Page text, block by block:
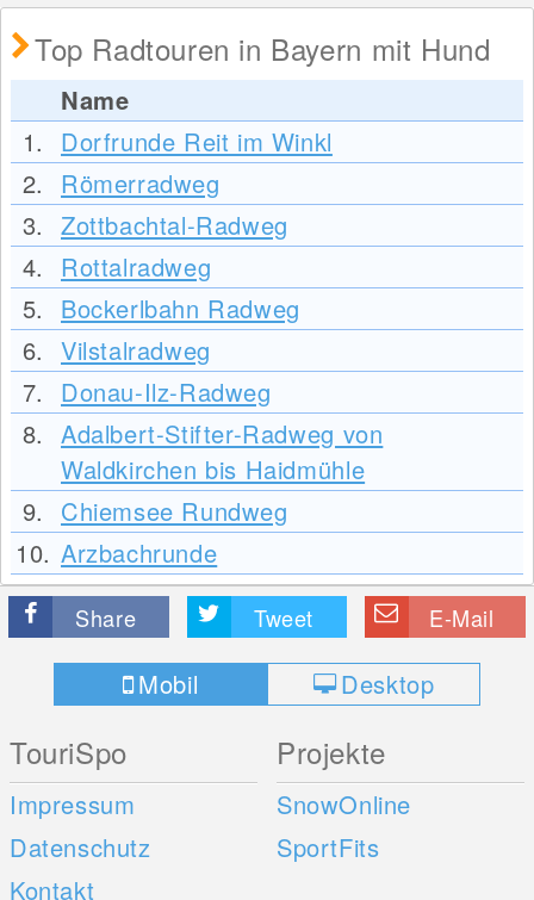
Top Radtouren in Bayern mit Hund
Name
1.
Dorfrunde Reit im Winkl
2.
Römerradweg
3. Zottbachtal-Radweg
4.
Rottalradweg
5.
Bockerlbahn Radweg
6. Vilstalradweg
7.
Donau-Ilz-Radweg
8. Adalbert-Stifter-Radweg von
Waldkirchen bis Haidmühle
9.
Chiemsee Rundweg
10. Arzbachrunde
Share Tweet E-Mail
Mobil Desktop
TouriSpo
Impressum
Datenschutz
Kontakt
Projekte
SnowOnline
SportFits